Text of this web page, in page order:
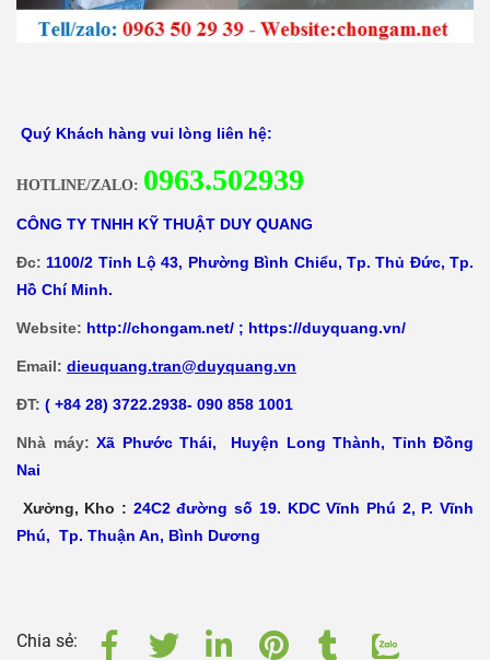
Quý Khách hàng vui lòng liên hệ:
HOTLINE/ZALO: 0963.502939
CÔNG TY TNHH KỸ THUẬT DUY QUANG
Đc: 1100/2 Tỉnh Lộ 43, Phường Bình Chiểu, Tp. Thủ Đức, Tp.
Hồ Chí Minh.
Website: http://chongam.net/ ; https://duyquang.vn/
Email: dieuquang.tran@duyquang.vn
ĐT: ( +84 28) 3722.2938- 090 858 1001
Nhà máy: Xã Phước Thái, Huyện Long Thành, Tỉnh Đồng
Nai
Xưởng, Kho : 24C2 đường số 19. KDC Vĩnh Phú 2, P. Vĩnh
Phú, Tp. Thuận An, Bình Dương
Chia sẻ: